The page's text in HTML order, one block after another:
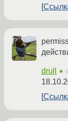
drull